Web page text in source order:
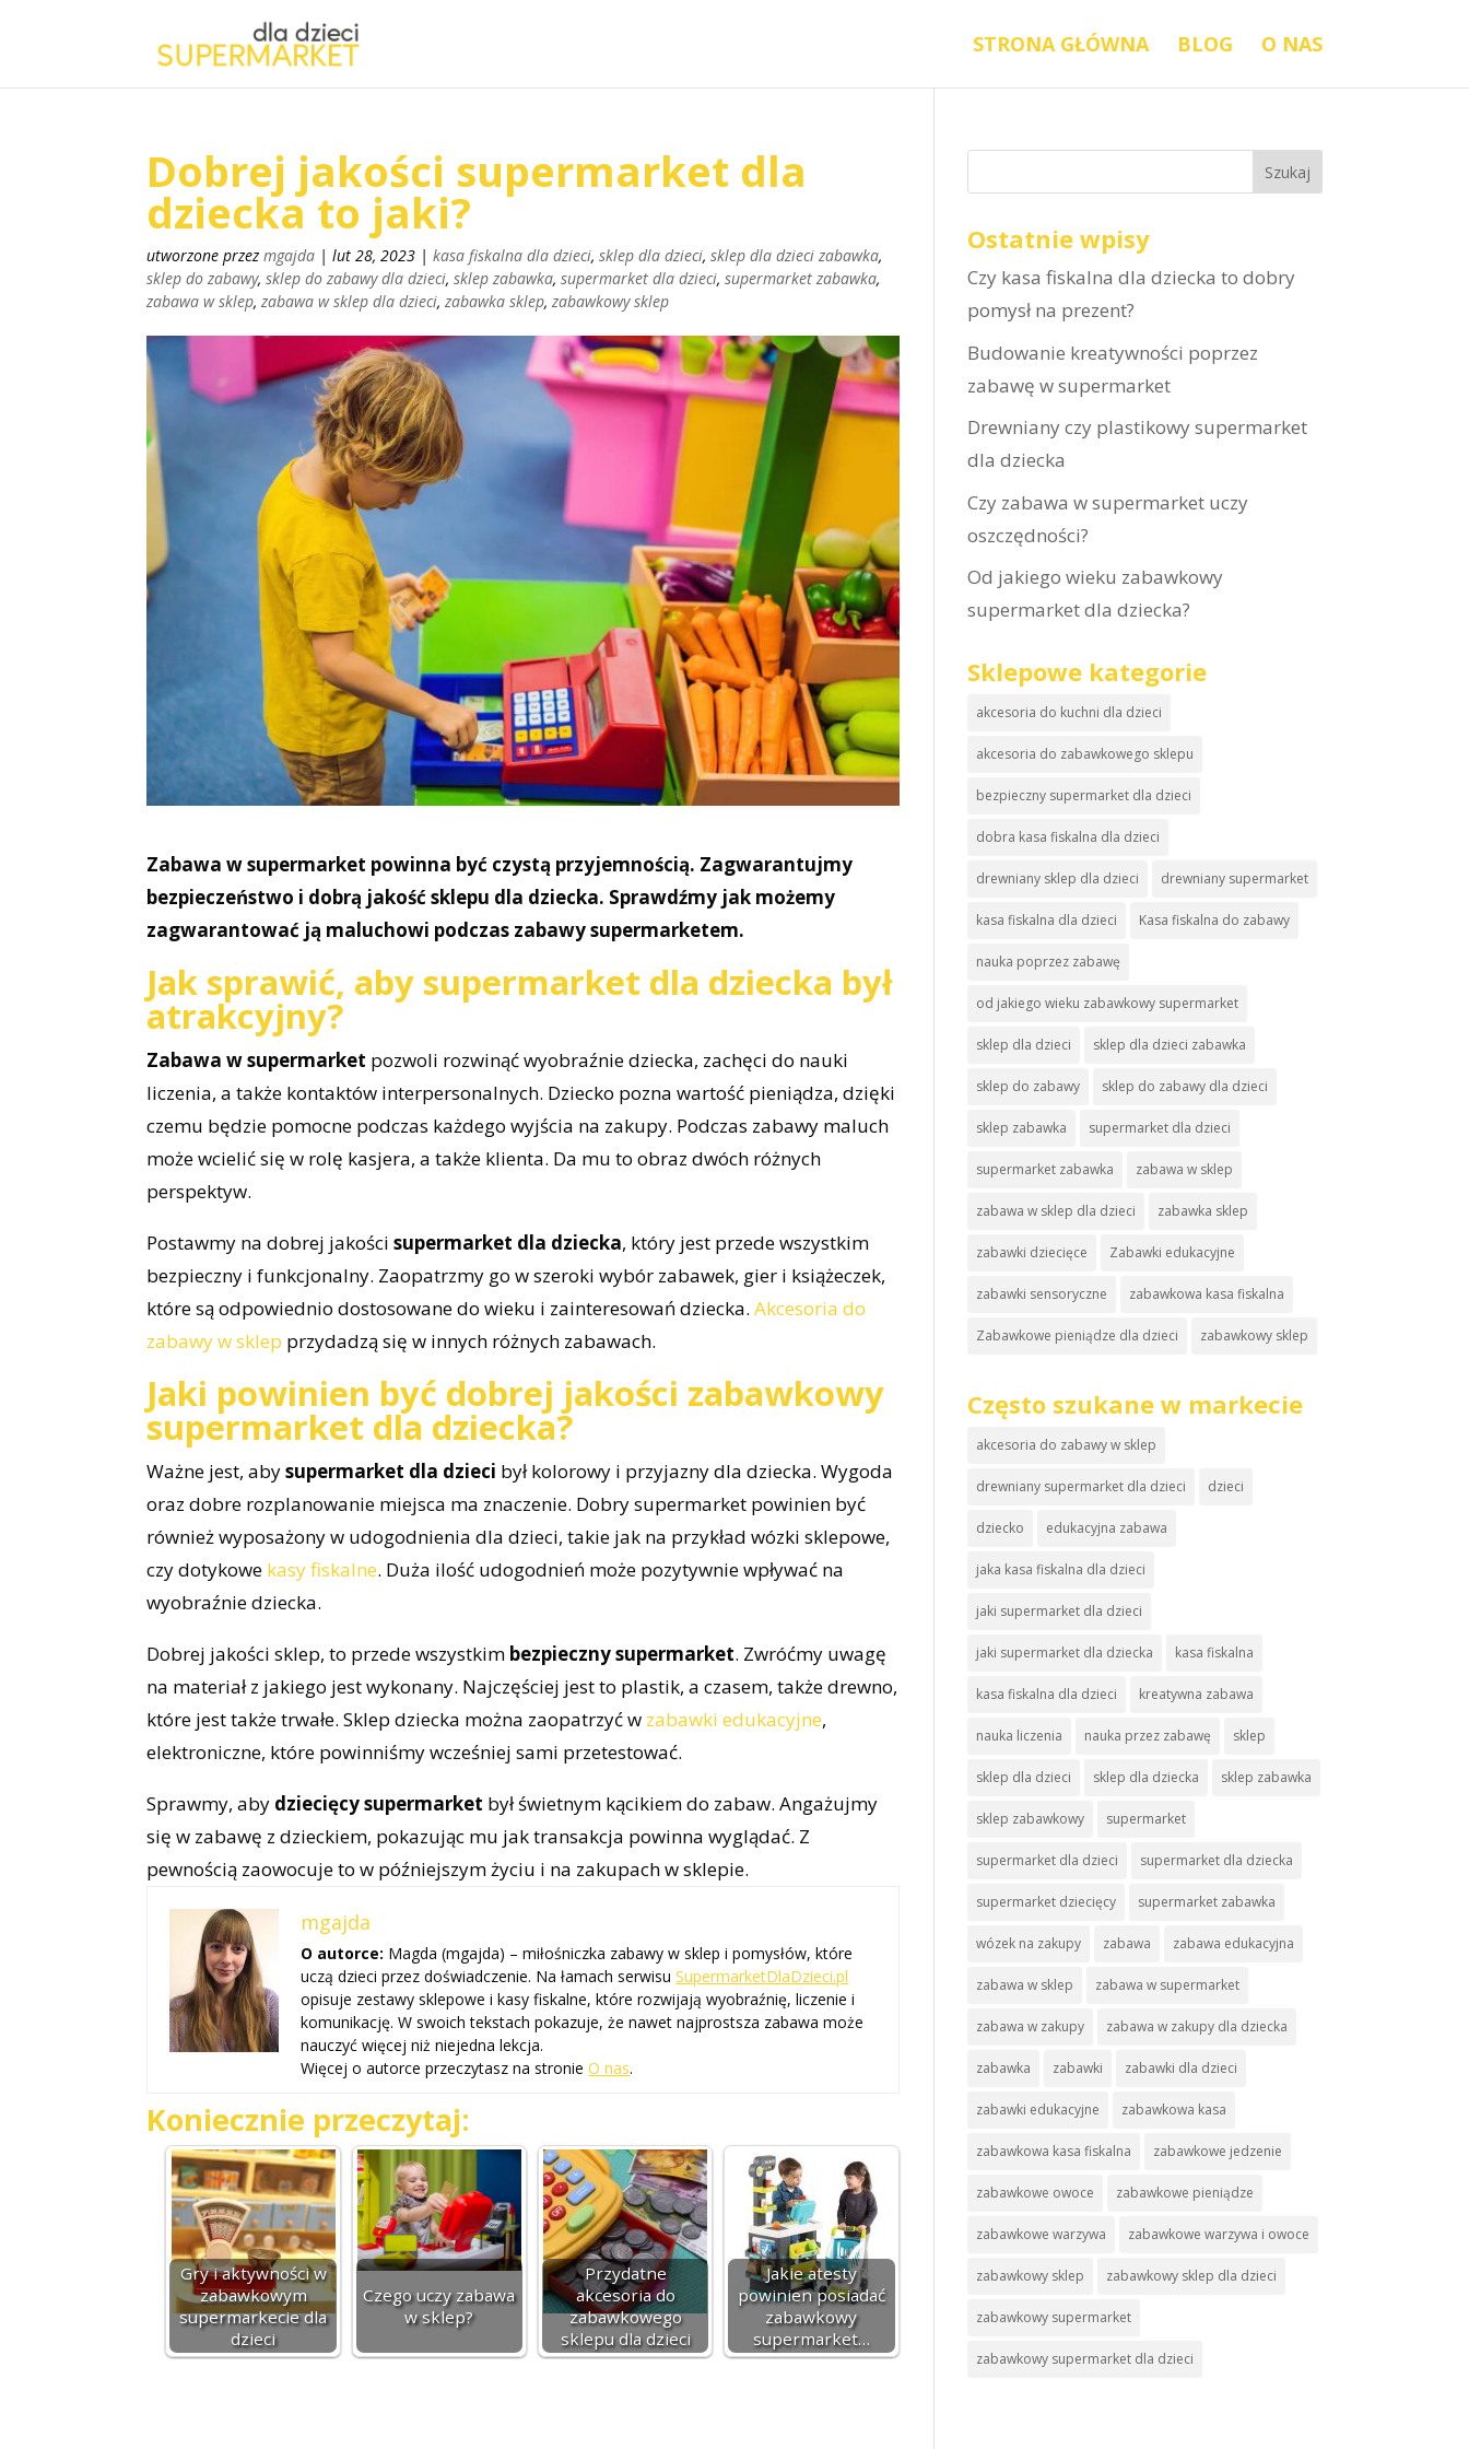
STRONA GŁÓWNA BLOG O NAS
Dobrej jakości supermarket dla
dziecka to jaki?
utworzone przezmgajda |lut 28, 2023 |kasa fiskalna dla dzieci,sklep dla dzieci,sklep dla dzieci zabawka,
sklep do zabawy,sklep do zabawy dla dzieci,sklep zabawka,supermarket dla dzieci,supermarket zabawka,
zabawa w sklep,zabawa w sklep dla dzieci,zabawka sklep,zabawkowy sklep
Zabawa w supermarket powinna być czystą przyjemnością. Zagwarantujmy
bezpieczeństwo i dobrą jakość sklepu dla dziecka. Sprawdźmy jak możemy
zagwarantować ją maluchowi podczas zabawy supermarketem.
Jak sprawić, aby supermarket dla dziecka był
atrakcyjny?
Zabawa w supermarket pozwoli rozwinąć wyobraźnie dziecka, zachęci do nauki
liczenia, a także kontaktów interpersonalnych. Dziecko pozna wartość pieniądza, dzięki
czemu będzie pomocne podczas każdego wyjścia na zakupy. Podczas zabawy maluch
może wcielić się w rolę kasjera, a także klienta. Da mu to obraz dwóch różnych
perspektyw.
Postawmy na dobrej jakości supermarket dla dziecka, który jest przede wszystkim
bezpieczny i funkcjonalny. Zaopatrzmy go w szeroki wybór zabawek, gier i książeczek,
które są odpowiednio dostosowane do wieku i zainteresowań dziecka.Akcesoria do
zabawy w sklep przydadzą się w innych różnych zabawach.
Jaki powinien być dobrej jakości zabawkowy
supermarket dla dziecka?
Ważne jest, abysupermarket dla dzieci był kolorowy i przyjazny dla dziecka. Wygoda
oraz dobre rozplanowanie miejsca ma znaczenie. Dobry supermarket powinien być
również wyposażony w udogodnienia dla dzieci, takie jak na przykład wózki sklepowe,
czy dotykowe kasy fiskalne. Duża ilość udogodnień może pozytywnie wpływać na
wyobraźnie dziecka.
Dobrej jakości sklep, to przede wszystkim bezpieczny supermarket. Zwróćmy uwagę
na materiał z jakiego jest wykonany. Najczęściej jest to plastik, a czasem, także drewno,
które jest także trwałe. Sklep dziecka można zaopatrzyć w zabawki edukacyjne,
elektroniczne, które powinniśmy wcześniej sami przetestować.
Sprawmy, aby dziecięcy supermarket był świetnym kącikiem do zabaw. Angażujmy
się w zabawę z dzieckiem, pokazując mu jak transakcja powinna wyglądać. Z
pewnością zaowocuje to w późniejszym życiu i na zakupach w sklepie.
mgajda
O autorce: Magda (mgajda) – miłośniczka zabawy w sklep i pomysłów, które
uczą dzieci przez doświadczenie. Na łamach serwisuSupermarketDlaDzieci.pl
opisuje zestawy sklepowe i kasy fiskalne, które rozwijają wyobraźnię, liczenie i
komunikację. W swoich tekstach pokazuje, że nawet najprostsza zabawa może
nauczyć więcej niż niejedna lekcja.
Więcej o autorce przeczytasz na stronieO nas.
Koniecznie przeczytaj:
Gry i aktywności w
zabawkowym
supermarkecie dla
dzieci
Czego uczy zabawa
w sklep?
Przydatne
akcesoria do
zabawkowego
sklepu dla dzieci
Jakie atesty
powinien posiadać
zabawkowy
supermarket…
Ostatnie wpisy
Czy kasa fiskalna dla dziecka to dobry
pomysł na prezent?
Budowanie kreatywności poprzez
zabawę w supermarket
Drewniany czy plastikowy supermarket
dla dziecka
Czy zabawa w supermarket uczy
oszczędności?
Od jakiego wieku zabawkowy
supermarket dla dziecka?
Sklepowe kategorie
akcesoria do kuchni dla dzieci
akcesoria do zabawkowego sklepu
bezpieczny supermarket dla dzieci
dobra kasa fiskalna dla dzieci
drewniany sklep dla dzieci drewniany supermarket
kasa fiskalna dla dzieci Kasa fiskalna do zabawy
nauka poprzez zabawę
od jakiego wieku zabawkowy supermarket
sklep dla dzieci sklep dla dzieci zabawka
sklep do zabawy sklep do zabawy dla dzieci
sklep zabawka supermarket dla dzieci
supermarket zabawka zabawa w sklep
zabawa w sklep dla dzieci zabawka sklep
zabawki dziecięce Zabawki edukacyjne
zabawki sensoryczne zabawkowa kasa fiskalna
Zabawkowe pieniądze dla dzieci zabawkowy sklep
Często szukane w markecie
akcesoria do zabawy w sklep
drewniany supermarket dla dzieci dzieci
dziecko edukacyjna zabawa
jaka kasa fiskalna dla dzieci
jaki supermarket dla dzieci
jaki supermarket dla dziecka kasa fiskalna
kasa fiskalna dla dzieci kreatywna zabawa
nauka liczenia nauka przez zabawę sklep
sklep dla dzieci sklep dla dziecka sklep zabawka
sklep zabawkowy supermarket
supermarket dla dzieci supermarket dla dziecka
supermarket dziecięcy supermarket zabawka
wózek na zakupy zabawa zabawa edukacyjna
zabawa w sklep zabawa w supermarket
zabawa w zakupy zabawa w zakupy dla dziecka
zabawka zabawki zabawki dla dzieci
zabawki edukacyjne zabawkowa kasa
zabawkowa kasa fiskalna zabawkowe jedzenie
zabawkowe owoce zabawkowe pieniądze
zabawkowe warzywa zabawkowe warzywa i owoce
zabawkowy sklep zabawkowy sklep dla dzieci
zabawkowy supermarket
zabawkowy supermarket dla dzieci